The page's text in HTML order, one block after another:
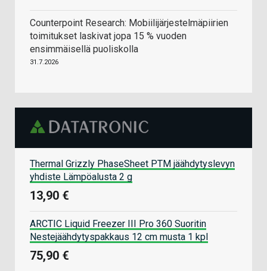
Counterpoint Research: Mobiilijärjestelmäpiirien
toimitukset laskivat jopa 15 % vuoden
ensimmäisellä puoliskolla
31.7.2026
Thermal Grizzly PhaseSheet PTM jäähdytyslevyn
yhdiste Lämpöalusta 2 g
13,90 €
ARCTIC Liquid Freezer III Pro 360 Suoritin
Nestejäähdytyspakkaus 12 cm musta 1 kpl
75,90 €